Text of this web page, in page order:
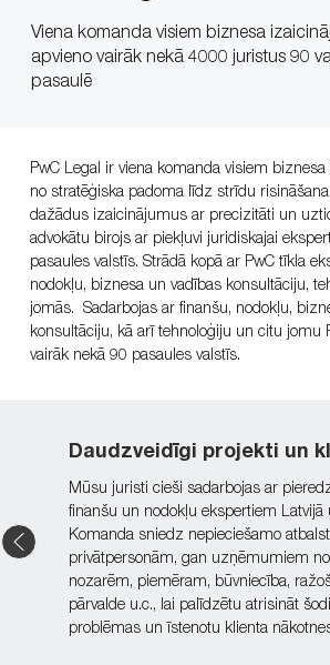
Viena komanda visiem biznesa
apvieno vairāk nekā 4000 juristus 90
pasaulē
PwC Legal ir viena komanda visiem
no stratēģiska padoma līdz strīdu
dažādus izaicinājumus ar precizitāti un
advokātu birojs ar piekļuvi juridiskajai
pasaules valstīs. Strādā kopā ar PwC tīkla
nodokļu, biznesa un vadības konsultāciju,
jomās. Sadarbojas ar finanšu, nodokļu,
konsultāciju, kā arī tehnoloģiju un citu jomu
vairāk nekā 90 pasaules valstīs.
Daudzveidīgi projekti un
Mūsu juristi cieši sadarbojas ar
finanšu un nodokļu ekspertiem Latvijā
Komanda sniedz nepieciešamo
privātpersonām, gan uzņēmumiem
nozarēm, piemēram, būvniecība,
pārvalde u.c., lai palīdzētu atrisināt
problēmas un īstenotu klienta